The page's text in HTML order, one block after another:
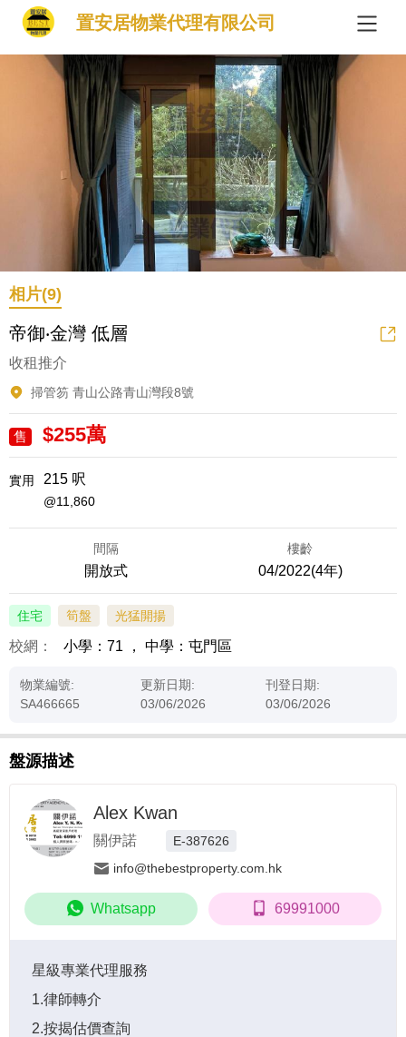
置安居物業代理有限公司
相片(9)
帝御‧金灣 低層
收租推介
掃管笏 青山公路青山灣段8號
售 $255萬
實用 215 呎
@11,860
間隔
開放式
樓齡
04/2022(4年)
住宅 筍盤 光猛開揚
校網： 小學：71 ， 中學：屯門區
物業編號:
SA466665
更新日期:
03/06/2026
刊登日期:
03/06/2026
盤源描述
Alex Kwan
關伊諾
E-387626
info@thebestproperty.com.hk
Whatsapp 69991000
星級專業代理服務
1.律師轉介
2.按揭估價查詢